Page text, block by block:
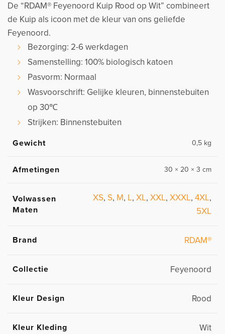
De “RDAM® Feyenoord Kuip Rood op Wit” combineert
de Kuip als icoon met de kleur van ons geliefde
Feyenoord.
Bezorging: 2-6 werkdagen
Samenstelling: 100% biologisch katoen
Pasvorm: Normaal
Wasvoorschrift: Gelijke kleuren, binnenstebuiten
op 30℃
Strijken: Binnenstebuiten
Gewicht 0,5 kg
Afmetingen 30 × 20 × 3 cm
Volwassen
Maten
XS, S, M, L, XL, XXL, XXXL, 4XL,
5XL
Brand RDAM®
Collectie Feyenoord
Kleur Design Rood
Kleur Kleding Wit